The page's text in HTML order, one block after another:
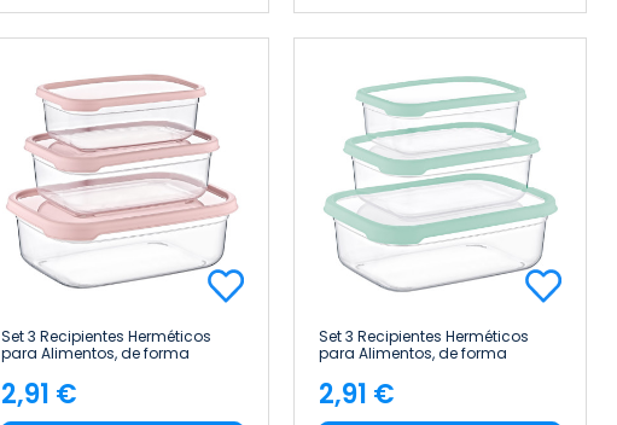
Set 3 Recipientes Herméticos
para Alimentos, de forma
Precio
2,91 €
Set 3 Recipientes Herméticos
para Alimentos, de forma
Precio
2,91 €